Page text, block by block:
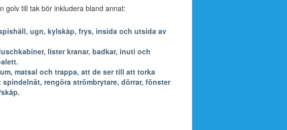
golv till tak bör inkludera bland annat:
ugn, kylskåp, frys, insida och utsida av
lister kranar, badkar, inuti och
matsal och trappa, att de ser till att torka
rengöra strömbrytare, dörrar, fönster